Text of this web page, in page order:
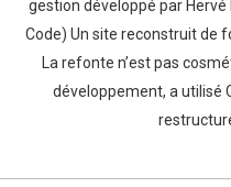
gestion développé par Hervé
Code) Un site reconstruit de
La refonte n’est pas
développement, a utilisé